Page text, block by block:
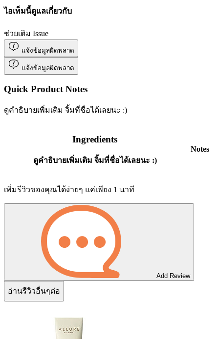
ไอเท็มนี้ดูแลเกี่ยวกับ
ช่วยเติม Issue
แจ้งข้อมูลผิดพลาด
แจ้งข้อมูลผิดพลาด
Quick Product Notes
ดูคำธิบายเพิ่มเติม จิ้มที่ชื่อได้เลยนะ :)
Ingredients
ดูคำธิบายเพิ่มเติม จิ้มที่ชื่อได้เลยนะ :)
Notes
เพิ่มรีวิวของคุณได้ง่ายๆ แค่เพียง 1 นาที
Add Review
อ่านรีวิวอื่นๆต่อ